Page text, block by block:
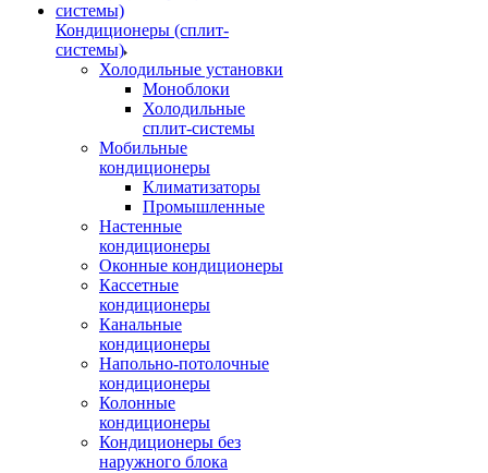
Кондиционеры (сплит-
системы)
Холодильные установки
Моноблоки
Холодильные
сплит-системы
Мобильные
кондиционеры
Климатизаторы
Промышленные
Настенные
кондиционеры
Оконные кондиционеры
Кассетные
кондиционеры
Канальные
кондиционеры
Напольно-потолочные
кондиционеры
Колонные
кондиционеры
Кондиционеры без
наружного блока